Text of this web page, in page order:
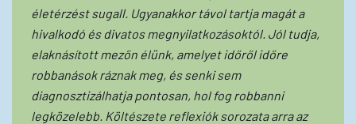
életérzést sugall. Ugyanakkor távol tartja magát a
hivalkodó és divatos megnyilatkozásoktól. Jól tudja,
elaknásított mezőn élünk, amelyet időről időre
robbanások ráznak meg, és senki sem
diagnosztizálhatja pontosan, hol fog robbanni
legközelebb. Költészete reflexiók sorozata arra az